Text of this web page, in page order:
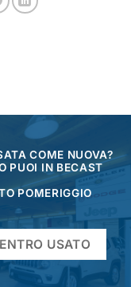
COME NUOVA?
PUOI IN BECAST
POMERIGGIO
USATO